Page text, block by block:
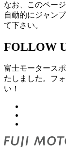
なお、このペー
自動的にジャン
て下さい。
FOLLOW
富士モータース
たしました。フ
い！